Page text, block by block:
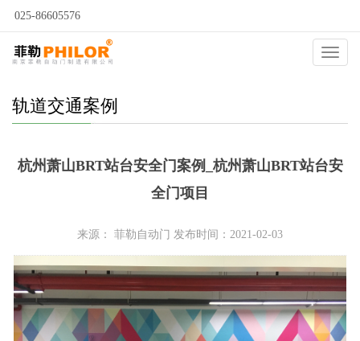
025-86605576
自动门
轨道交通案例
杭州萧山BRT站台安全门案例_杭州萧山BRT站台安
全门项目
来源： 菲勒自动门 发布时间：2021-02-03